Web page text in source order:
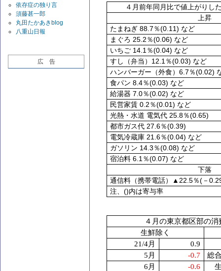
依存症の独り言
須藤甚一郎
丸田たかあきblog
八重山日報
広 告
４月前年同月比で値上がりし
上昇
たまねぎ 88.7 ％(0.11) など
まぐろ 25.2 ％(0.06) など
いちご 14.1 ％(0.04) など
すし（弁当） 12.1 ％(0.03) など
ハンバーガー（外食）6.7 ％(0.02)
食パン 8.4％(0.03) など
給湯器 7.0％(0.02) など
民営家賃 0.2 ％(0.01) など
光熱・水道 電気代 25.8％(0.65)
都市ガス代 27.6％(0.39)
電気冷蔵庫 21.6％(0.04) など
ガソリン 14.3 ％(0.08) など
宿泊料 6.1 ％(0.07) など
下落
通信料（携帯電話）▲22.5％( －
注、()内は寄与率
４月の東京都区部の
生鮮除く
21/4月
0.9
5 月 -0.7
総
6 月 -0.6
生